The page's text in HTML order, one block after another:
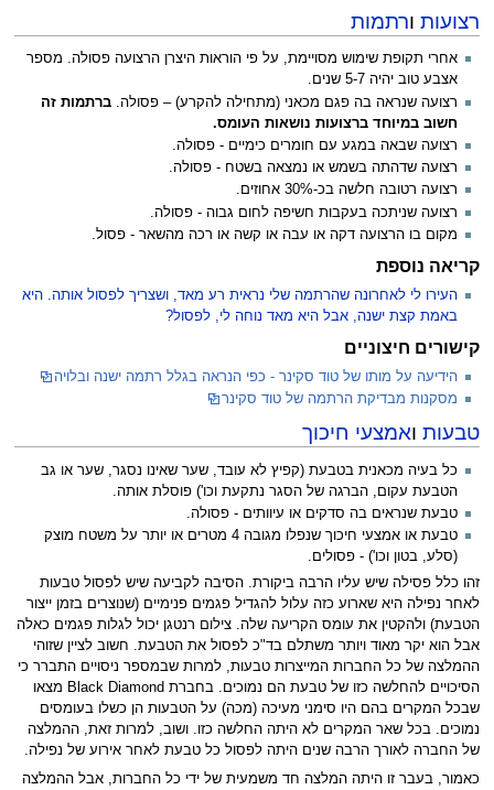
רצועותורתמות
אחרי תקופת שימוש מסויימת, על פי הוראות היצרן הרצועה פסולה. מספר
אצבע טוב יהיה 5-7 שנים.
רצועה שנראה בה פגם מכאני (מתחילה להקרע) – פסולה. ברתמות זה
חשוב במיוחד ברצועות נושאות העומס.
רצועה שבאה במגע עם חומרים כימיים - פסולה.
רצועה שדהתה בשמש או נמצאה בשטח - פסולה.
רצועה רטובה חלשה בכ-30% אחוזים.
רצועה שניתכה בעקבות חשיפה לחום גבוה - פסולה.
מקום בו הרצועה דקה או עבה או קשה או רכה מהשאר - פסול.
קריאה נוספת
העירו לי לאחרונה שהרתמה שלי נראית רע מאד, ושצריך לפסול אותה. היא
באמת קצת ישנה, אבל היא מאד נוחה לי, לפסול?
קישורים חיצוניים
הידיעה על מותו של טוד סקינר - כפי הנראה בגלל רתמה ישנה ובלויה
מסקנות מבדיקת הרתמה של טוד סקינר
טבעותואמצעי חיכוך
כל בעיה מכאנית בטבעת (קפיץ לא עובד, שער שאינו נסגר, שער או גב
הטבעת עקום, הברגה של הסגר נתקעת וכו') פוסלת אותה.
טבעת שנראים בה סדקים או עיוותים - פסולה.
טבעת או אמצעי חיכוך שנפלו מגובה 4 מטרים או יותר על משטח מוצק
(סלע, בטון וכו') - פסולים.
זהו כלל פסילה שיש עליו הרבה ביקורת. הסיבה לקביעה שיש לפסול טבעות
לאחר נפילה היא שארוע כזה עלול להגדיל פגמים פנימיים (שנוצרים בזמן ייצור
הטבעת) ולהקטין את עומס הקריעה שלה. צילום רנטגן יכול לגלות פגמים כאלה
אבל הוא יקר מאוד ויותר משתלם בד"כ לפסול את הטבעת. חשוב לציין שזוהי
ההמלצה של כל החברות המייצרות טבעות, למרות שבמספר ניסויים התברר כי
הסיכויים להחלשה כזו של טבעת הם נמוכים. בחברת Black Diamond מצאו
שבכל המקרים בהם היו סימני מעיכה (מכה) על הטבעות הן כשלו בעומסים
נמוכים. בכל שאר המקרים לא היתה החלשה כזו. ושוב, למרות זאת, ההמלצה
של החברה לאורך הרבה שנים היתה לפסול כל טבעת לאחר אירוע של נפילה.
כאמור, בעבר זו היתה המלצה חד משמעית של ידי כל החברות, אבל ההמלצה